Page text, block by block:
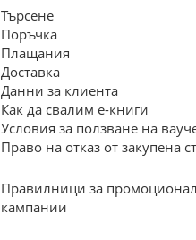
Търсене
Поръчка
Плащания
Доставка
Данни за клиента
Как да свалим е-книги
Условия за ползване на
Право на отказ от закупена
Правилници за
кампании